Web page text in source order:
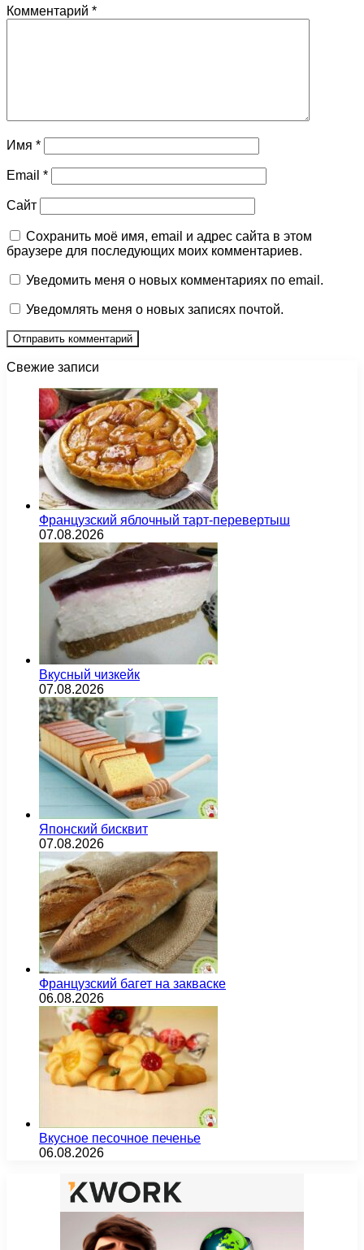
Комментарий *
Имя *
Email *
Сайт
Сохранить моё имя, email и адрес сайта в этом
браузере для последующих моих комментариев.
Уведомить меня о новых комментариях по email.
Уведомлять меня о новых записях почтой.
Свежие записи
Французский яблочный тарт-перевертыш
07.08.2026
Вкусный чизкейк
07.08.2026
Японский бисквит
07.08.2026
Французский багет на закваске
06.08.2026
Вкусное песочное печенье
06.08.2026